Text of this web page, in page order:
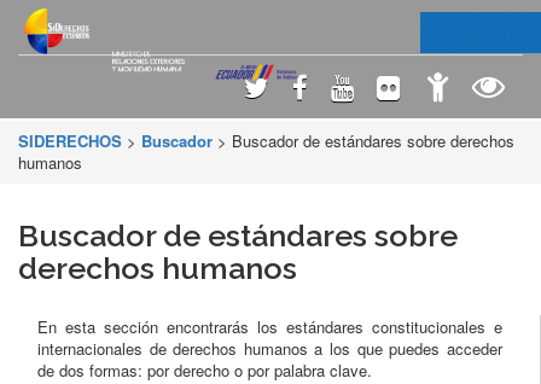
SIDERECHOS > Buscador > Buscador de estándares sobre derechos
humanos
Buscador de estándares sobre
derechos humanos
En esta sección encontrarás los estándares constitucionales e
internacionales de derechos humanos a los que puedes acceder
de dos formas: por derecho o por palabra clave.